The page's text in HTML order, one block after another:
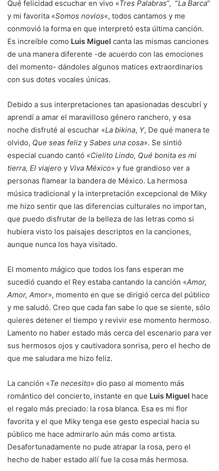
Qué felicidad escuchar en vivo «Tres Palabras”, “La Barca”
y mi favorita «Somos novios«, todos cantamos y me
conmovió la forma en que interpretó esta última canción.
Es increíble como Luis Miguel canta las mismas canciones
de una manera diferente -de acuerdo con las emociones
del momento- dándoles algunos matices extraordinarios
con sus dotes vocales únicas.
Debido a sus interpretaciones tan apasionadas descubrí y
aprendí a amar el maravilloso género ranchero, y esa
noche disfruté al escuchar «La bikina, Y, De qué manera te
olvido, Que seas feliz y Sabes una cosa». Se sintió
especial cuando cantó «Cielito Lindo, Qué bonita es mi
tierra, El viajero y Viva México» y fue grandioso ver a
personas flamear la bandera de México. La hermosa
música tradicional y la interpretación excepcional de Miky
me hizo sentir que las diferencias culturales no importan,
que puedo disfrutar de la belleza de las letras como si
hubiera visto los paisajes descriptos en la canciones,
aunque nunca los haya visitado.
El momento mágico que todos los fans esperan me
sucedió cuando el Rey estaba cantando la canción «Amor,
Amor, Amor», momento en que se dirigió cerca del público
y me saludó. Creo que cada fan sabe lo que se siente, sólo
quieres detener el tiempo y revivir ese momento hermoso.
Lamento no haber estado más cerca del escenario para ver
sus hermosos ojos y cautivadora sonrisa, pero el hecho de
que me saludara me hizo feliz.
La canción «Te necesito» dio paso al momento más
romántico del concierto, instante en que Luis Miguel hace
el regalo más preciado: la rosa blanca. Esa es mi flor
favorita y el que Miky tenga ese gesto especial hacia su
público me hace admirarlo aún más como artista.
Desafortunadamente no pude atrapar la rosa, pero el
hecho de haber estado allí fue la cosa más hermosa.